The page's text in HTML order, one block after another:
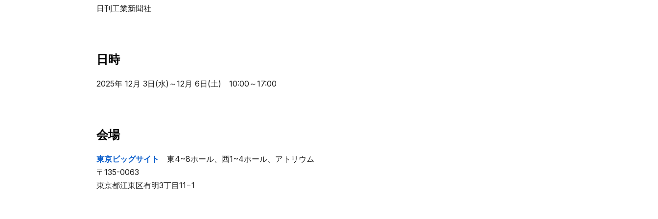
日刊工業新聞社
日時
2025年 12月 3日(水)～12月 6日(土) 10:00～17:00
会場
東京ビッグサイト
東4~8ホール、西1~4ホール、アトリウム
〒135-0063
東京都江東区有明3丁目11−1